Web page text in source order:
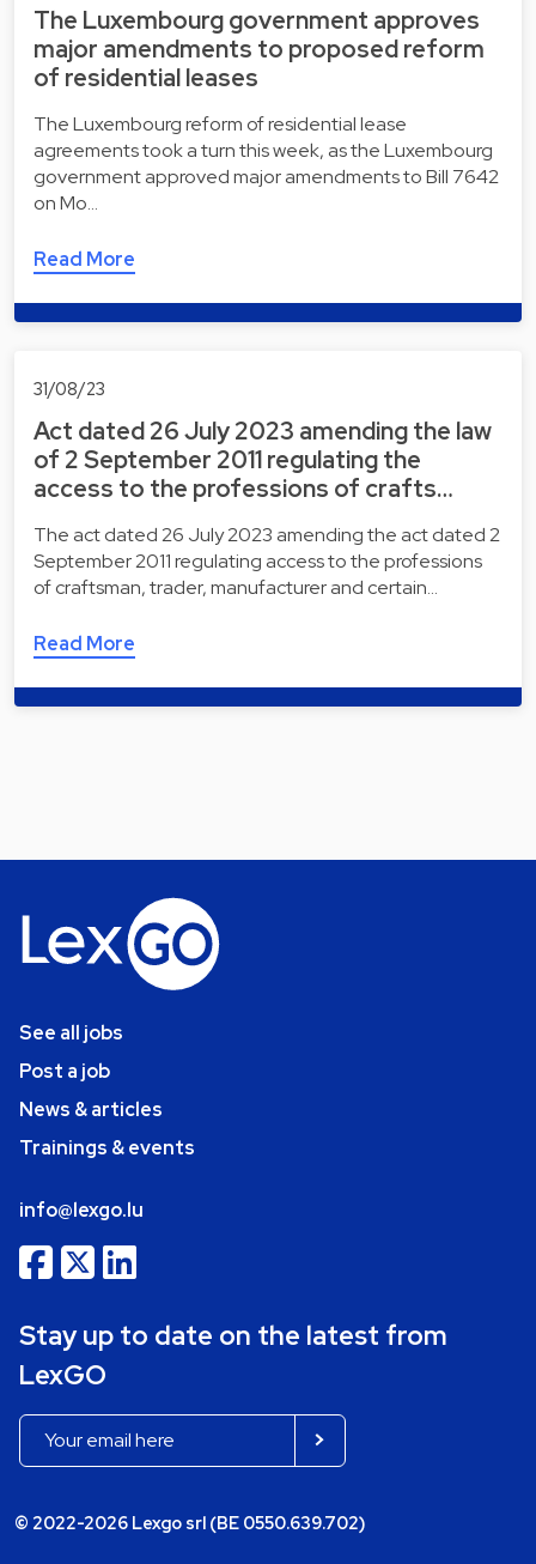
The Luxembourg government approves
major amendments to proposed reform
of residential leases
The Luxembourg reform of residential lease
agreements took a turn this week, as the Luxembourg
government approved major amendments to Bill 7642
on Mo…
Read More
31/08/23
Act dated 26 July 2023 amending the law
of 2 September 2011 regulating the
access to the professions of crafts…
The act dated 26 July 2023 amending the act dated 2
September 2011 regulating access to the professions
of craftsman, trader, manufacturer and certain…
Read More
See all jobs
Post a job
News & articles
Trainings & events
info@lexgo.lu
Stay up to date on the latest from
LexGO
© 2022-2026 Lexgo srl (BE 0550.639.702)